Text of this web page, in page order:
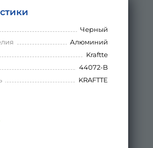
Черный
Алюминий
Kraftte
44072-B
KRAFTTE